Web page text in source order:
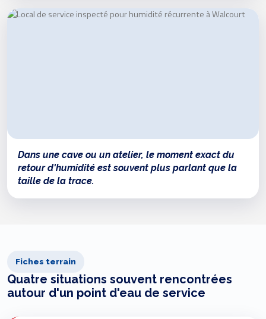
Dans une cave ou un atelier, le moment exact du
retour d'humidité est souvent plus parlant que la
taille de la trace.
Fiches terrain
Quatre situations souvent rencontrées
autour d'un point d'eau de service